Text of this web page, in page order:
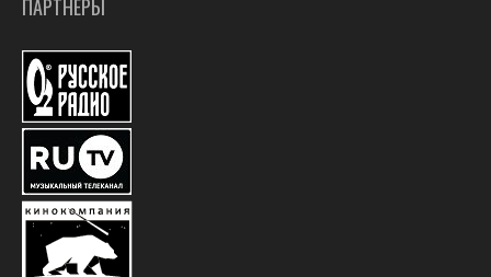
ПАРТНЕРЫ